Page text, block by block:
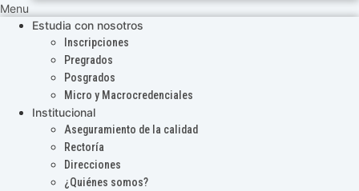
Menu
Estudia con nosotros
Inscripciones
Pregrados
Posgrados
Micro y Macrocredenciales
Institucional
Aseguramiento de la calidad
Rectoría
Direcciones
¿Quiénes somos?